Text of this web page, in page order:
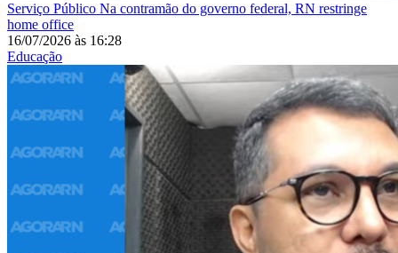
Serviço Público Na contramão do governo federal, RN restringe
home office
16/07/2026 às 16:28
Educação